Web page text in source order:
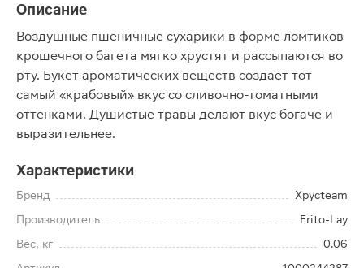
Описание
Воздушные пшеничные сухарики в форме ломтиков
крошечного багета мягко хрустят и рассыпаются во
рту. Букет ароматических веществ создаёт тот
самый «крабовый» вкус со сливочно-томатными
оттенками. Душистые травы делают вкус богаче и
выразительнее.
Характеристики
Бренд
Хрусteam
Производитель
Frito-Lay
Вес, кг
0.06